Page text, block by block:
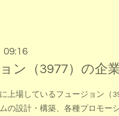
09:16
ン（3977）の企
上場しているフュージョン（
の設計・構築、各種プロモー